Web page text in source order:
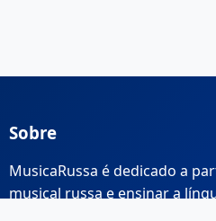
Sobre
MusicaRussa é dedicado a
musical russa e ensinar a